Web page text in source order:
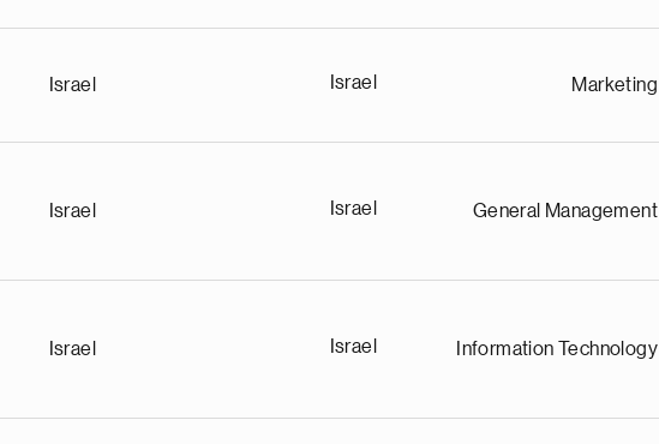
Marketing
Israel
Israel
General Management
Israel
Israel
Information Technology
Israel
Israel